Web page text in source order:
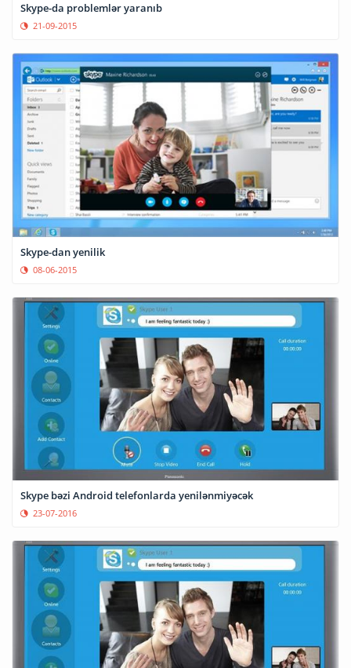
Skype-da problemlər yaranıb
21-09-2015
Skype-dan yenilik
08-06-2015
Skype bəzi Android telefonlarda yenilənmiyəcək
23-07-2016